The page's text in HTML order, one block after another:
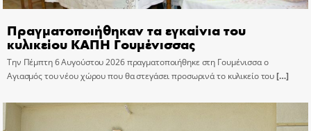
Πραγματοποιήθηκαν τα εγκαίνια του
κυλικείου ΚΑΠΗ Γουμένισσας
Την Πέμπτη 6 Αυγούστου 2026 πραγματοποιήθηκε στη Γουμένισσα ο
Αγιασμός του νέου χώρου που θα στεγάσει προσωρινά το κυλικείο του[…]